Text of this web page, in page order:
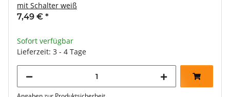
mit Schalter weiß
7,49 € *
Sofort verfügbar
Lieferzeit: 3 - 4 Tage